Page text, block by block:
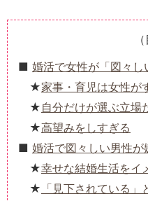
婚活で女性が「図々
家事・育児は女性が
自分だけが選ぶ立場
高望みをしすぎる
婚活で図々しい男性が
幸せな結婚生活をイ
「見下されている」